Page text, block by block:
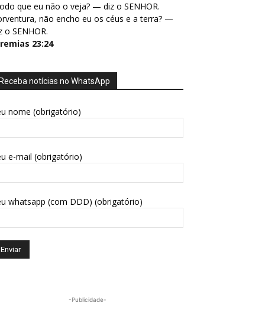
que eu não o veja? — diz o SENHOR.
não encho eu os céus e a terra? —
o SENHOR.
23:24
Receba notícias no WhatsApp
nome (obrigatório)
e-mail (obrigatório)
whatsapp (com DDD) (obrigatório)
-Publicidade-